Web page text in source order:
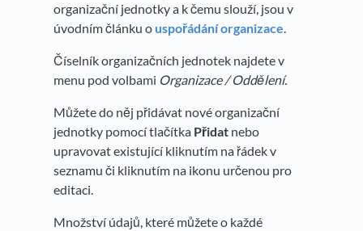
organizační jednotky a k čemu slouží, jsou v
úvodním článku o uspořádání organizace.
Číselník organizačních jednotek najdete v
menu pod volbami Organizace / Oddělení.
Můžete do něj přidávat nové organizační
jednotky pomocí tlačítka Přidat nebo
upravovat existující kliknutím na řádek v
seznamu či kliknutím na ikonu určenou pro
editaci.
Množství údajů, které můžete o každé